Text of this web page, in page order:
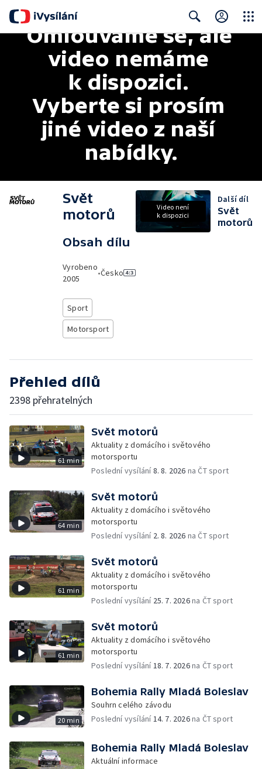
Search
Omlouváme se, ale
video nemáme
k dispozici.
Vyberte si prosím
jiné video z naší
nabídky.
Svět
motorů
Obsah dílu
Vyrobeno
2005
•Česko
Sport
Motorsport
Video není
k dispozici
Další díl
Svět
motorů
Přehled dílů
2398 přehratelných
61 min
Svět motorů
Aktuality z domácího i světového
motorsportu
Poslední vysílání8. 8. 2026 na ČT sport
64 min
Svět motorů
Aktuality z domácího i světového
motorsportu
Poslední vysílání 2. 8. 2026 na ČT sport
61 min
Svět motorů
Aktuality z domácího i světového
motorsportu
Poslední vysílání 25. 7. 2026na ČT sport
61 min
Svět motorů
Aktuality z domácího i světového
motorsportu
Poslední vysílání18. 7. 2026na ČT sport
20 min
Bohemia Rally Mladá Boleslav
Souhrn celého závodu
Poslední vysílání14. 7. 2026na ČT sport
Bohemia Rally Mladá Boleslav
Aktuální informace